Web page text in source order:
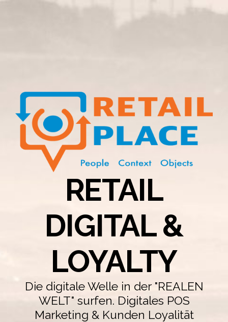
RETAIL
DIGITAL &
LOYALTY
Die digitale Welle in der "REALEN
WELT" surfen. Digitales POS
Marketing & Kunden Loyalität